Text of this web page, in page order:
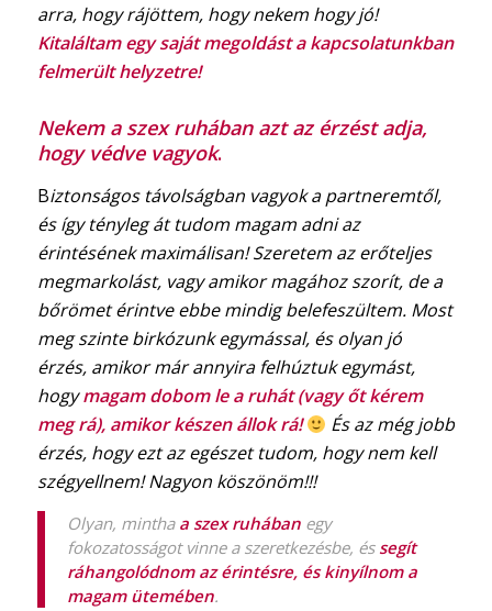
arra, hogy rájöttem, hogy nekem hogy jó!
Kitaláltam egy saját megoldást a kapcsolatunkban
felmerült helyzetre!
Nekem a szex ruhában aztaz érzést adja,
hogy védve vagyok.
Biztonságos távolságban vagyok a partneremtől,
és így tényleg át tudom magam adni az
érintésének maximálisan! Szeretem az erőteljes
megmarkolást, vagy amikor magához szorít, de a
bőrömet érintve ebbe mindig belefeszültem. Most
meg szinte birkózunk egymással, és olyan jó
érzés, amikor már annyira felhúztuk egymást,
hogymagam dobom le a ruhát (vagy őt kérem
meg rá), amikor készen állok rá!
És az még jobb
érzés, hogy ezt az egészet tudom, hogy nem kell
szégyellnem! Nagyon köszönöm!!!
Olyan, mintha a szex ruhábanegy
fokozatosságot vinne a szeretkezésbe, és segít
ráhangolódnom az érintésre, és kinyílnom a
magam ütemében.